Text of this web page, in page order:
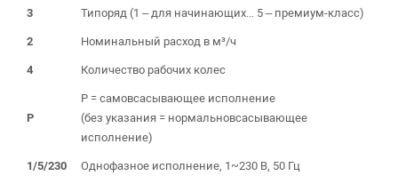
3 Типоряд (1 – для начинающих... 5 – премиум-класс)
2 Номинальный расход в м³/ч
4 Количество рабочих колес
P
P = самовсасывающее исполнение
(без указания = нормальновсасывающее
исполнение)
1/5/230 Однофазное исполнение, 1~230 В, 50 Гц